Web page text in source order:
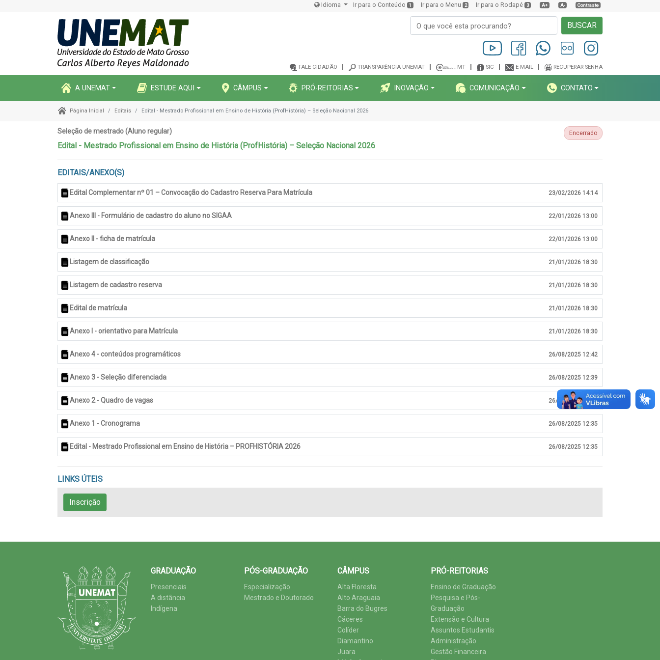
Idioma Ir para o Conteúdo 1 Ir para o Menu 2 Ir para o Rodapé 3 A+ A- Contraste
BUSCAR
FALE CIDADÃO TRANSPARÊNCIA UNEMAT MT SIC E-MAIL RECUPERAR SENHA
A UNEMAT ESTUDE AQUI CÂMPUS PRÓ-REITORIAS INOVAÇÃO COMUNICAÇÃO CONTATO
Página Inicial Editais Edital - Mestrado Profissional em Ensino de História (ProfHistória) – Seleção Nacional 2026
Seleção de mestrado (Aluno regular) Encerrado
Edital - Mestrado Profissional em Ensino de História (ProfHistória) – Seleção Nacional 2026
EDITAIS/ANEXO(S)
Edital Complementar nº 01 – Convocação do Cadastro Reserva Para Matrícula 23/02/2026 14:14
Anexo III - Formulário de cadastro do aluno no SIGAA 22/01/2026 13:00
Anexo II - ficha de matrícula 22/01/2026 13:00
Listagem de classificação 21/01/2026 18:30
Listagem de cadastro reserva 21/01/2026 18:30
Edital de matrícula 21/01/2026 18:30
Anexo I - orientativo para Matrícula 21/01/2026 18:30
Anexo 4 - conteúdos programáticos 26/08/2025 12:42
Anexo 3 - Seleção diferenciada 26/08/2025 12:39
Anexo 2 - Quadro de vagas 26/08/2025 12:36
Anexo 1 - Cronograma 26/08/2025 12:35
Edital - Mestrado Profissional em Ensino de História – PROFHISTÓRIA 2026 26/08/2025 12:35
LINKS ÚTEIS
Inscrição
GRADUAÇÃO
Presenciais
A distância
Indígena
PÓS-GRADUAÇÃO
Especialização
Mestrado e Doutorado
CÂMPUS
Alta Floresta
Alto Araguaia
Barra do Bugres
Cáceres
Colíder
Diamantino
Juara
PRÓ-REITORIAS
Ensino de Graduação
Pesquisa e Pós-
Graduação
Extensão e Cultura
Assuntos Estudantis
Administração
Gestão Financeira